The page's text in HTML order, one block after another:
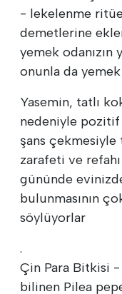
- lekelenme
demetlerine
yemek odanızın
onunla da
Yasemin, tatlı
nedeniyle
şans çekmesiyle
zarafeti ve
gününde
bulunmasının
söylüyorlar
.
Çin Para Bitkisi
bilinen Pilea